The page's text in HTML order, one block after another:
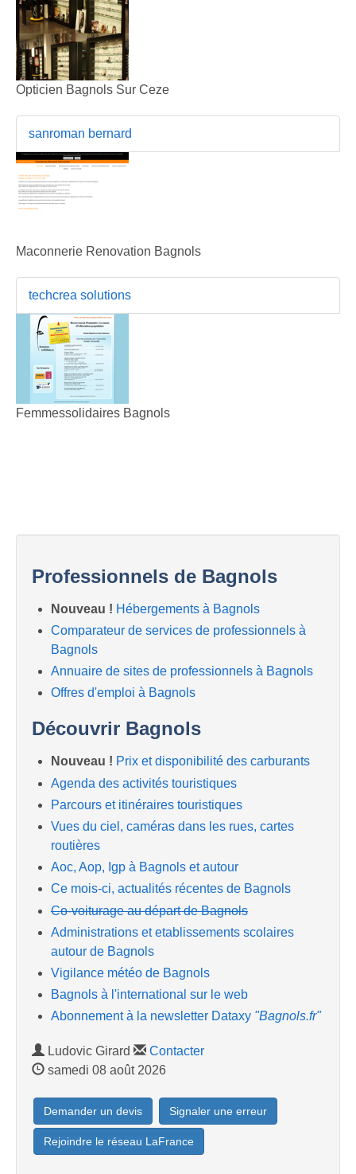
Opticien Bagnols Sur Ceze
sanroman bernard
Maconnerie Renovation Bagnols
techcrea solutions
Femmessolidaires Bagnols
Professionnels de Bagnols
Nouveau ! Hébergements à Bagnols
Comparateur de services de professionnels à
Bagnols
Annuaire de sites de professionnels à Bagnols
Offres d'emploi à Bagnols
Découvrir Bagnols
Nouveau ! Prix et disponibilité des carburants
Agenda des activités touristiques
Parcours et itinéraires touristiques
Vues du ciel, caméras dans les rues, cartes
routières
Aoc, Aop, Igp à Bagnols et autour
Ce mois-ci, actualités récentes de Bagnols
Co-voiturage au départ de Bagnols
Administrations et etablissements scolaires
autour de Bagnols
Vigilance météo de Bagnols
Bagnols à l'international sur le web
Abonnement à la newsletter Dataxy "Bagnols.fr"
Ludovic Girard
Contacter
samedi 08 août 2026
Demander un devis Signaler une erreur
Rejoindre le réseau LaFrance